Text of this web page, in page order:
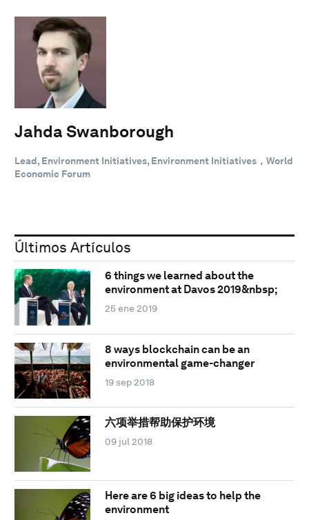
Jahda Swanborough
Lead, Environment Initiatives, Environment Initiatives，World
Economic Forum
Últimos Artículos
6 things we learned about the
environment at Davos 2019&nbsp;
25 ene 2019
8 ways blockchain can be an
environmental game-changer
19 sep 2018
六项举措帮助保护环境
09 jul 2018
Here are 6 big ideas to help the
environment